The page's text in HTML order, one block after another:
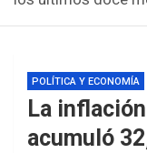
POLÍTICA Y ECONOMÍA
La
acumuló